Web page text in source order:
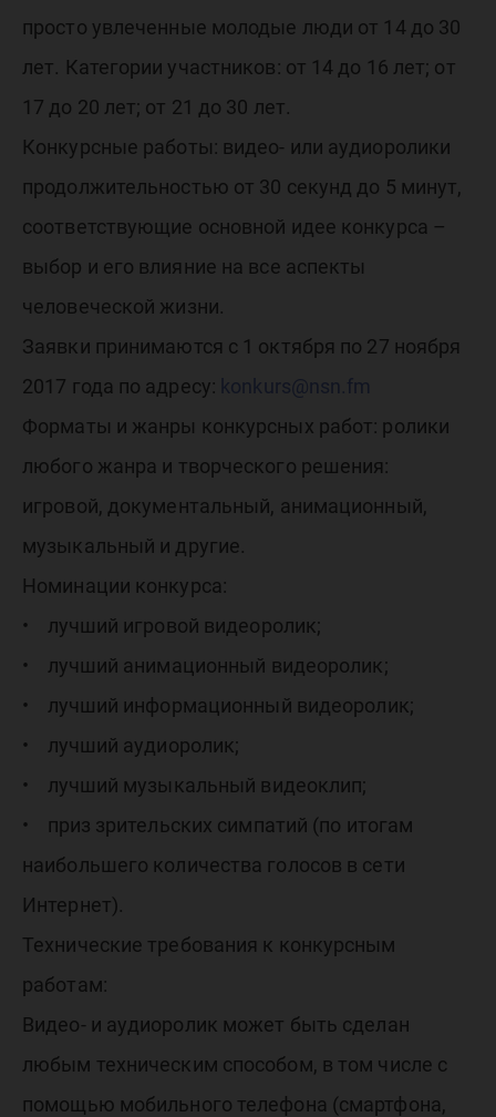
просто увлеченные молодые люди от 14 до 30
лет. Категории участников: от 14 до 16 лет; от
17 до 20 лет; от 21 до 30 лет.
Конкурсные работы: видео- или аудиоролики
продолжительностью от 30 секунд до 5 минут,
соответствующие основной идее конкурса –
выбор и его влияние на все аспекты
человеческой жизни.
Заявки принимаются с 1 октября по 27 ноября
2017 года по адресу: konkurs@nsn.fm
Форматы и жанры конкурсных работ: ролики
любого жанра и творческого решения:
игровой, документальный, анимационный,
музыкальный и другие.
Номинации конкурса:
• лучший игровой видеоролик;
• лучший анимационный видеоролик;
• лучший информационный видеоролик;
• лучший аудиоролик;
• лучший музыкальный видеоклип;
• приз зрительских симпатий (по итогам
наибольшего количества голосов в сети
Интернет).
Технические требования к конкурсным
работам:
Видео- и аудиоролик может быть сделан
любым техническим способом, в том числе с
помощью мобильного телефона (смартфона,